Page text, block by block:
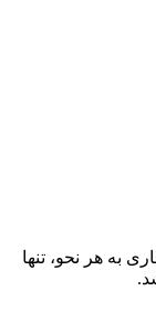
به هر نحو، تنها